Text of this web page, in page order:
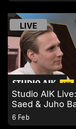
LIVE
Studio AIK
Saed & Juho
6 Feb